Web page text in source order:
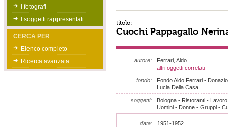
I fotografi
I soggetti rappresentati
CERCA PER
Elenco completo
Ricerca avanzata
titolo:
Cuochi Pappagallo
autore:
Ferrari, Aldo
altri oggetti correlati
fondo:
Fondo Aldo Ferrari -
Lucia Della Casa
soggetti:
Bologna - Ristoranti -
Uomini - Donne - Gruppi -
data:
1951-1952